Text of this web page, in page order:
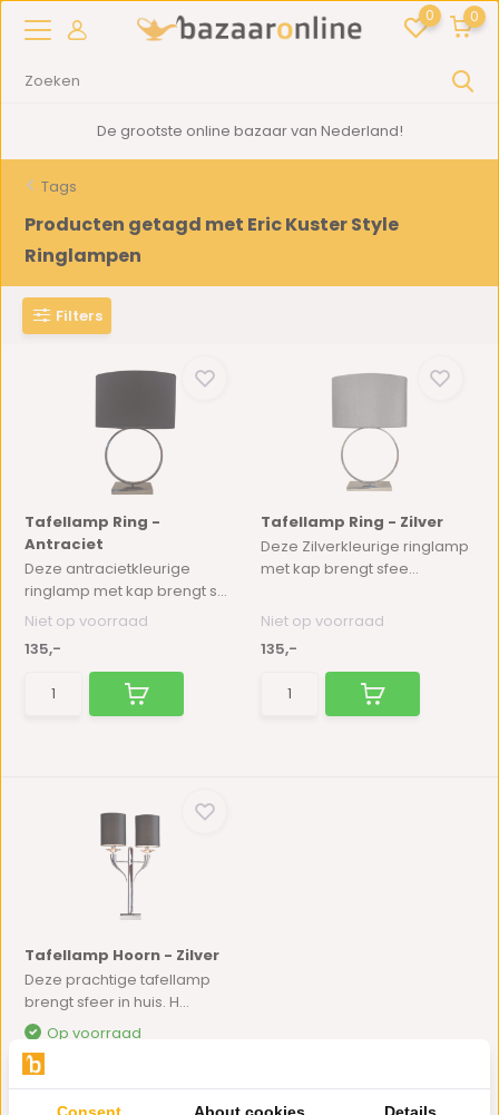
0 0
De grootste online bazaar van Nederland!
Tags
Producten getagd met Eric Kuster Style
Ringlampen
Filters
Tafellamp Ring -
Antraciet
Deze antracietkleurige
ringlamp met kap brengt s...
Niet op voorraad
135,-
Tafellamp Ring - Zilver
Deze Zilverkleurige ringlamp
met kap brengt sfee...
Niet op voorraad
135,-
Tafellamp Hoorn - Zilver
Deze prachtige tafellamp
brengt sfeer in huis. H...
Op voorraad
175,-